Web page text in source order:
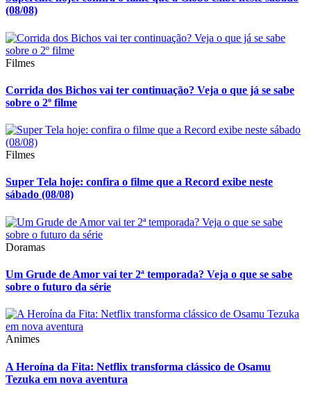
(08/08)
Filmes
Corrida dos Bichos vai ter continuação? Veja o que já se sabe
sobre o 2º filme
Filmes
Super Tela hoje: confira o filme que a Record exibe neste
sábado (08/08)
Doramas
Um Grude de Amor vai ter 2ª temporada? Veja o que se sabe
sobre o futuro da série
Animes
A Heroína da Fita: Netflix transforma clássico de Osamu
Tezuka em nova aventura